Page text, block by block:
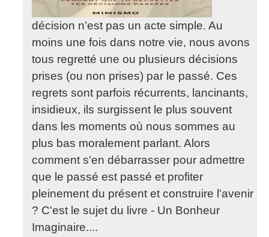
décision n’est pas un acte simple. Au
moins une fois dans notre vie, nous avons
tous regretté une ou plusieurs décisions
prises (ou non prises) par le passé. Ces
regrets sont parfois récurrents, lancinants,
insidieux, ils surgissent le plus souvent
dans les moments où nous sommes au
plus bas moralement parlant. Alors
comment s'en débarrasser pour admettre
que le passé est passé et profiter
pleinement du présent et construire l'avenir
? C'est le sujet du livre - Un Bonheur
Imaginaire....